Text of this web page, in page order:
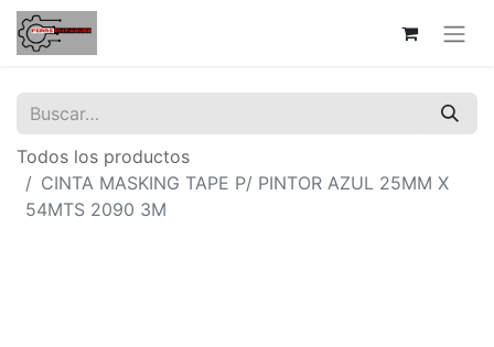
Todos los productos
CINTA MASKING TAPE P/ PINTOR AZUL 25MM X
54MTS 2090 3M